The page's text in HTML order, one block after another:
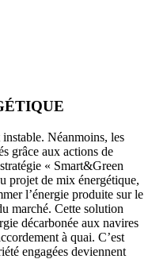
Néanmoins, les
grâce aux actions de
« Smart&Green
projet de mix énergétique,
l’énergie produite sur le
marché. Cette solution
décarbonée aux navires
à quai. C’est
engagées deviennent